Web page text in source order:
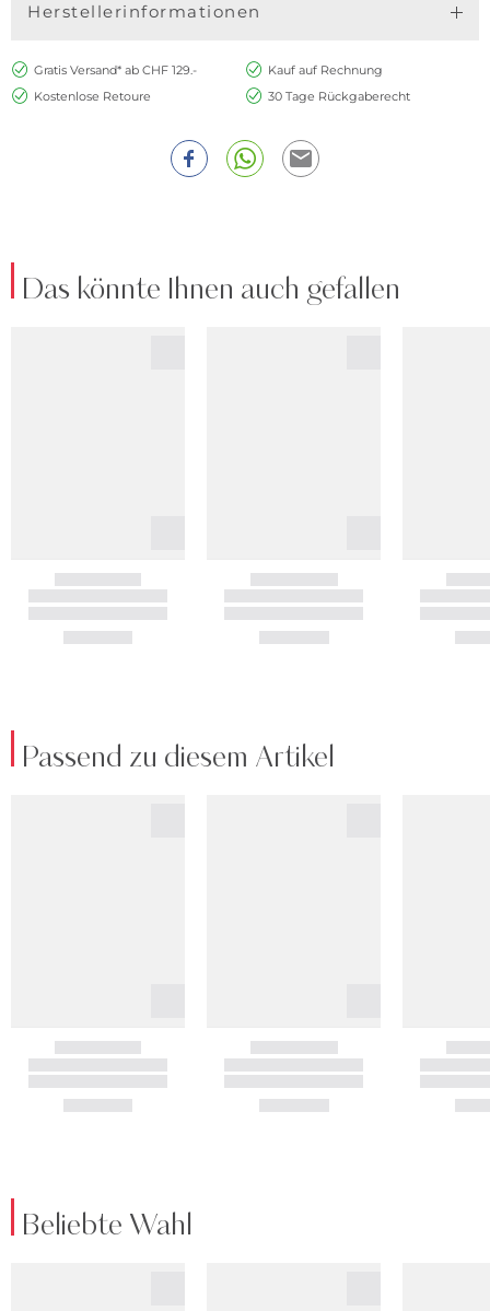
Herstellerinformationen
Gratis Versand* ab CHF 129.-
Kauf auf Rechnung
Kostenlose Retoure
30 Tage Rückgaberecht
Das könnte Ihnen auch gefallen
Passend zu diesem Artikel
Beliebte Wahl